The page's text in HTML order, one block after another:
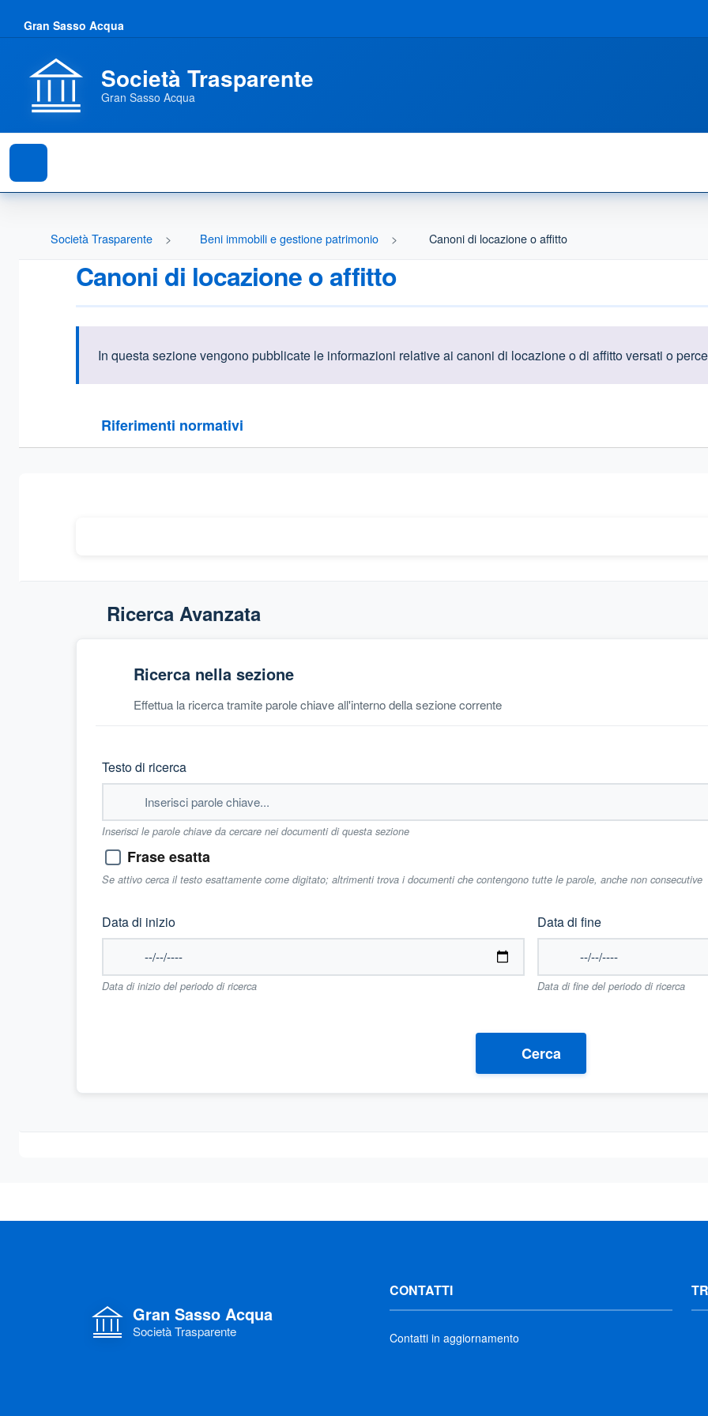
Gran Sasso Acqua
Società Trasparente
Gran Sasso Acqua
Società Trasparente Beni immobili e gestione patrimonio Canoni di locazione o affitto
Canoni di locazione o affitto
Informazioni introduttive
In questa sezione vengono pubblicate le informazioni relative ai canoni di locazione o di affitto versati o
Riferimenti normativi
Sezione compressa
Ricerca Avanzata
Ricerca nella sezione
Effettua la ricerca tramite parole chiave all'interno della sezione corrente
Testo di ricerca
Inserisci le parole chiave da cercare nei documenti di questa sezione
Frase esatta
Se attivo cerca il testo esattamente come digitato; altrimenti trova i documenti che contengono tutte le parole, anche non consecutive
Data di inizio
Data di inizio del periodo di ricerca
Data di fine
Data di fine del periodo di ricerca
Cerca
Gran Sasso Acqua
Società Trasparente
CONTATTI
Contatti in aggiornamento